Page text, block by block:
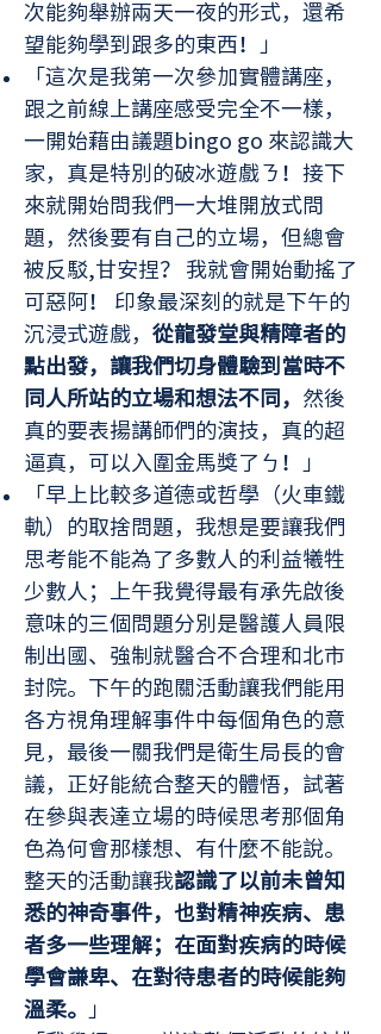
次能夠舉辦兩天一夜的形式，還希
望能夠學到跟多的東西！」
「這次是我第一次參加實體講座，
跟之前線上講座感受完全不一樣，
一開始藉由議題bingo go 來認識大
家，真是特別的破冰遊戲ㄋ！接下
來就開始問我們一大堆開放式問
題，然後要有自己的立場，但總會
被反駁,甘安捏？ 我就會開始動搖了
可惡阿！ 印象最深刻的就是下午的
沉浸式遊戲， 從龍發堂與精障者的
點出發，讓我們切身體驗到當時不
同人所站的立場和想法不同， 然後
真的要表揚講師們的演技，真的超
逼真，可以入圍金馬獎了ㄅ！」
「早上比較多道德或哲學（火車鐵
軌）的取捨問題，我想是要讓我們
思考能不能為了多數人的利益犧牲
少數人；上午我覺得最有承先啟後
意味的三個問題分別是醫護人員限
制出國、強制就醫合不合理和北市
封院。下午的跑關活動讓我們能用
各方視角理解事件中每個角色的意
見，最後一關我們是衛生局長的會
議，正好能統合整天的體悟，試著
在參與表達立場的時候思考那個角
色為何會那樣想、有什麼不能說。
整天的活動讓我認識了以前未曾知
悉的神奇事件，也對精神疾病、患
者多一些理解；在面對疾病的時候
學會謙卑、在對待患者的時候能夠
溫柔。
」